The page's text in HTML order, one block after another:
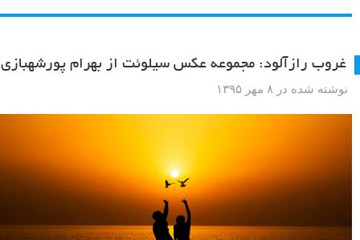
غروب رازآلود: مجموعه عکس سیلوئت از بهرام پورشهبازی
نوشته شده در ۸ مهر ۱۳۹۵